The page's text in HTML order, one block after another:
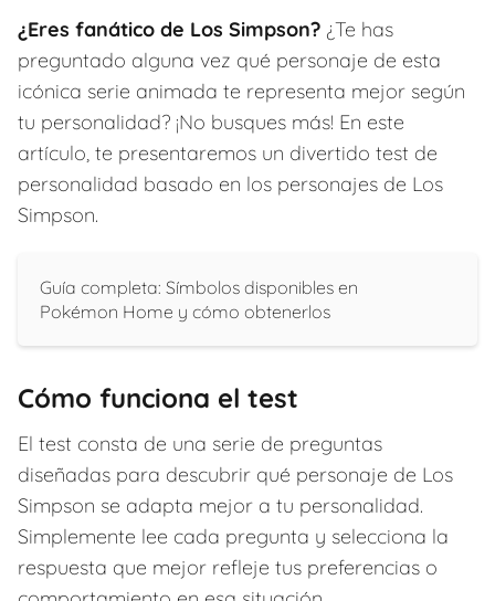
¿Eres fanático de Los Simpson? ¿Te has
preguntado alguna vez qué personaje de esta
icónica serie animada te representa mejor según
tu personalidad? ¡No busques más! En este
artículo, te presentaremos un divertido test de
personalidad basado en los personajes de Los
Simpson.
Guía completa: Símbolos disponibles en
Pokémon Home y cómo obtenerlos
Cómo funciona el test
El test consta de una serie de preguntas
diseñadas para descubrir qué personaje de Los
Simpson se adapta mejor a tu personalidad.
Simplemente lee cada pregunta y selecciona la
respuesta que mejor refleje tus preferencias o